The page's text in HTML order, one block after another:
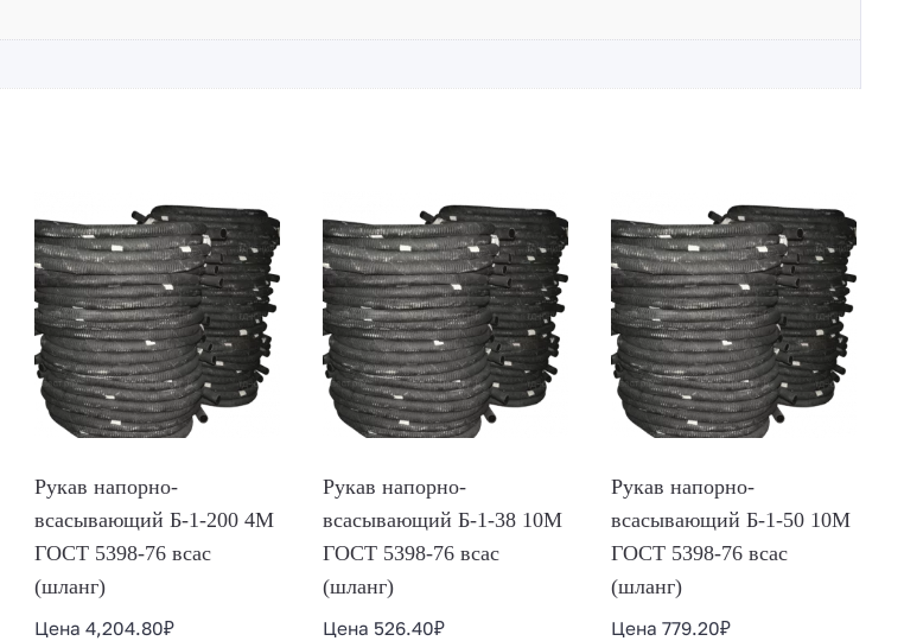
Рукав напорно-
всасывающий Б-1-200 4М
ГОСТ 5398-76 всас
(шланг)
Цена 4,204.80₽
Рукав напорно-
всасывающий Б-1-38 10М
ГОСТ 5398-76 всас
(шланг)
Цена 526.40₽
Рукав напорно-
всасывающий Б-1-50 10М
ГОСТ 5398-76 всас
(шланг)
Цена 779.20₽